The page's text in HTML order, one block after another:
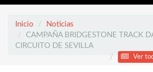
Inicio
Noticias
CAMPAÑA BRIDGESTONE TRACK
CIRCUITO DE SEVILLA
Ver